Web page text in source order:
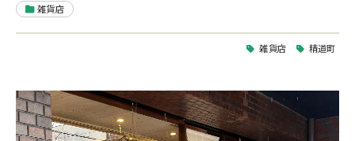
雑貨店
雑貨店 精道町